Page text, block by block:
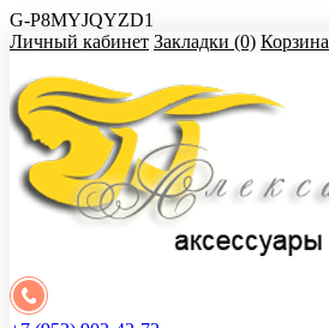
G-P8MYJQYZD1
Личный кабинет Закладки (0) Корзина